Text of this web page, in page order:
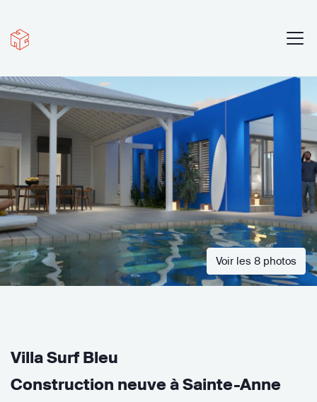
Voir les 8 photos
Villa Surf Bleu
Construction neuve à Sainte-Anne